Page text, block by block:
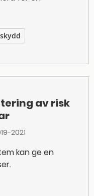
av risk
2021
kan ge en